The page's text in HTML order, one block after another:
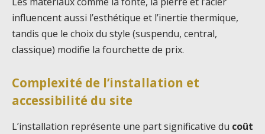
influencent aussi l’esthétique et l’inertie thermique,
tandis que le choix du style (suspendu, central,
classique) modifie la fourchette de prix.
Complexité de l’installation et
accessibilité du site
L’installation représente une part significative du coût